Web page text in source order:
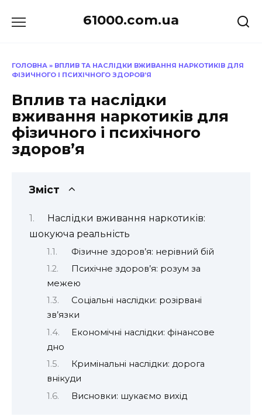
до
61000.com.ua
ГОЛОВНА » ВПЛИВ ТА НАСЛІДКИ ВЖИВАННЯ НАРКОТИКІВ ДЛЯ
ФІЗИЧНОГО І ПСИХІЧНОГО ЗДОРОВ’Я
Вплив та наслідки
вживання наркотиків для
фізичного і психічного
здоров’я
Зміст
Наслідки вживання наркотиків:
шокуюча реальність
Фізичне здоров’я: нерівний бій
Психічне здоров’я: розум за
межею
Соціальні наслідки: розірвані
зв’язки
Економічні наслідки: фінансове
дно
Кримінальні наслідки: дорога
внікуди
Висновки: шукаємо вихід